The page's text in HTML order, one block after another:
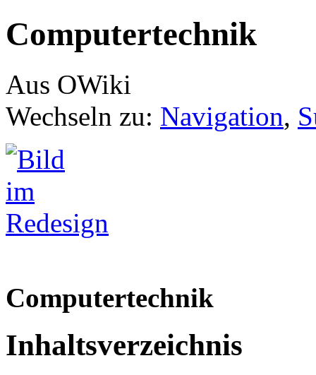
Computertechnik
Aus OWiki
Wechseln zu: Navigation,
Computertechnik
Inhaltsverzeichnis